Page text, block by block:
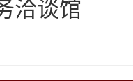
洽谈馆